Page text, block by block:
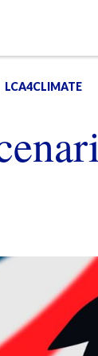
LCA4CLIMATE